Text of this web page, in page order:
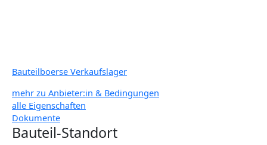
Bauteilboerse Verkaufslager
mehr zu Anbieter:in & Bedingungen
alle Eigenschaften
Dokumente
Bauteil-Standort